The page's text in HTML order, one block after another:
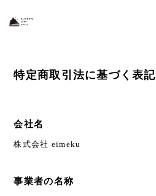
特定商取引法に基づく表記
会社名
株式会社 eimeku
事業者の名称